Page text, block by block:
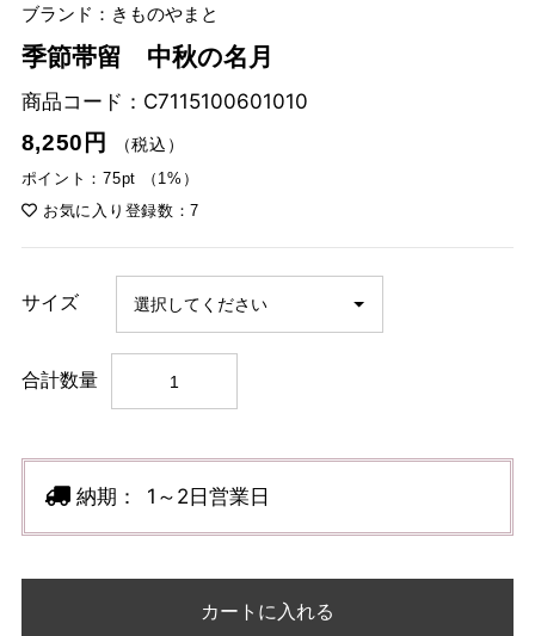
ブランド：きものやまと
季節帯留 中秋の名月
商品コード： C7115100601010
8,250円
（税込）
ポイント：75pt （1%）
お気に入り登録数：7
サイズ
合計数量
納期： 1～2日営業日
カートに入れる